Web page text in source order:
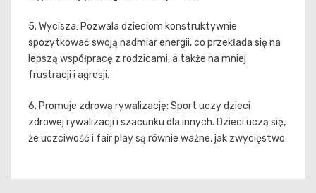
5. Wycisza: Pozwala dzieciom konstruktywnie
spożytkować swoją nadmiar energii, co przekłada się na
lepszą współpracę z rodzicami, a także na mniej
frustracji i agresji.
6. Promuje zdrową rywalizację: Sport uczy dzieci
zdrowej rywalizacji i szacunku dla innych. Dzieci uczą się,
że uczciwość i fair play są równie ważne, jak zwycięstwo.